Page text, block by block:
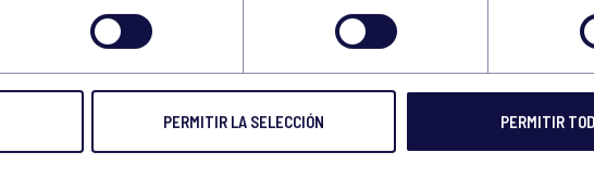
PERMITIR LA SELECCIÓN PERMITIR
LUNES
ABRIL
VOLEIBOL JUNIOR A: RGCC A – RGCC C